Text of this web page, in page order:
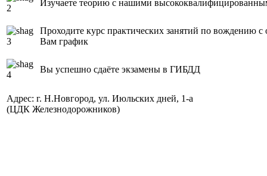
Изучаете теорию с нашими
Проходите курс практических занятий по вождению
Вам график
Вы успешно сдаёте экзамены в ГИБДД
Адрес: г. Н.Новгород, ул. Июльских дней, 1-а
(ЦДК Железнодорожников)